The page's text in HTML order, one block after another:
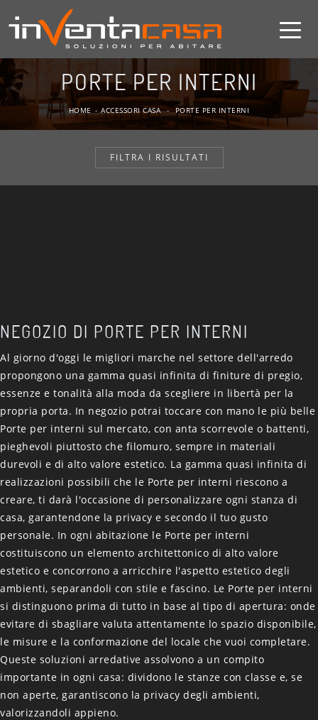
PORTE PER INTERNI
HOME - ACCESSORI CASA - PORTE PER INTERNI
FILTRA I RISULTATI
NEGOZIO DI PORTE PER INTERNI
Al giorno d'oggi le migliori marche nel settore dell'arredo
propongono una gamma quasi infinita di finiture di pregio,
essenze e tonalità alla moda da scegliere in libertà per la
propria porta. In negozio potrai toccare con mano le più belle
Porte per interni sul mercato, con anta scorrevole o battenti,
pieghevoli piuttosto che filomuro, sempre in materiali
durevoli e di alto valore estetico. La gamma quasi infinita di
realizzazioni possibili che le Porte per interni riescono a
creare, ti darà l'occasione di personalizzare ogni stanza di
casa, garantendone la privacy e secondo il tuo gusto
personale. In ogni abitazione le Porte per interni
costituiscono un elemento architettonico di alto valore
estetico e concorrono a arricchire l'aspetto estetico degli
ambienti, separandoli con stile e fascino. Le Porte per interni
si distinguono prima di tutto in base al tipo di apertura: onde
evitare di sbagliare valuta attentamente lo spazio disponibile,
le misure e la conformazione del locale che vuoi completare.
Queste soluzioni arredative assolvono a un compito
importante in ogni casa: dividono le stanze con classe e, se
non aperte, garantiscono la privacy degli ambienti,
valorizzandoli appieno.